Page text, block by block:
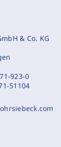
& Co. KG
923-0
51104